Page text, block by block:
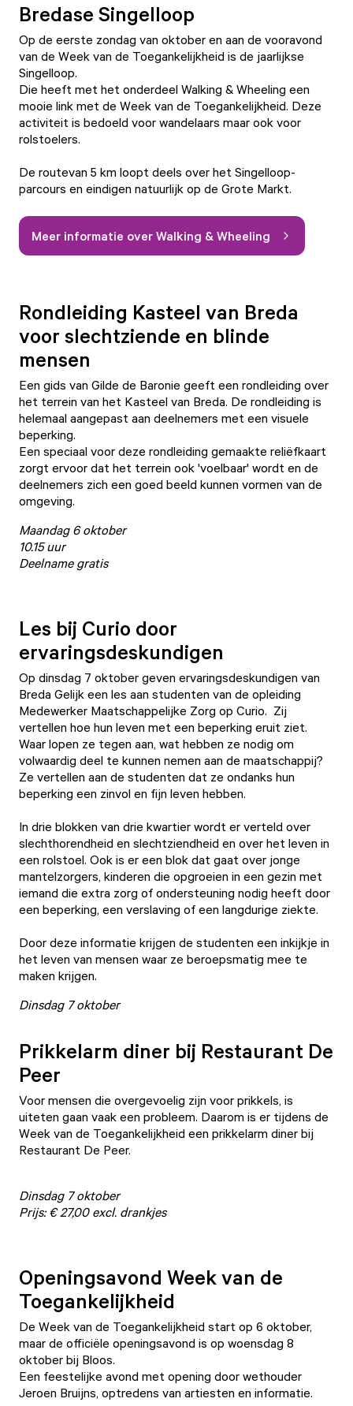
Bredase Singelloop
Op de eerste zondag van oktober en aan de vooravond
van de Week van de Toegankelijkheid is de jaarlijkse
Singelloop.
Die heeft met het onderdeel Walking & Wheeling een
mooie link met de Week van de Toegankelijkheid. Deze
activiteit is bedoeld voor wandelaars maar ook voor
rolstoelers.
De routevan 5 km loopt deels over het Singelloop-
parcours en eindigen natuurlijk op de Grote Markt.
Meer informatie over Walking & Wheeling
Rondleiding Kasteel van Breda
voor slechtziende en blinde
mensen
Een gids van Gilde de Baronie geeft een rondleiding over
het terrein van het Kasteel van Breda. De rondleiding is
helemaal aangepast aan deelnemers met een visuele
beperking.
Een speciaal voor deze rondleiding gemaakte reliëfkaart
zorgt ervoor dat het terrein ook 'voelbaar' wordt en de
deelnemers zich een goed beeld kunnen vormen van de
omgeving.
Maandag 6 oktober
10.15 uur
Deelname gratis
Les bij Curio door
ervaringsdeskundigen
Op dinsdag 7 oktober geven ervaringsdeskundigen van
Breda Gelijk een les aan studenten van de opleiding
Medewerker Maatschappelijke Zorg op Curio. Zij
vertellen hoe hun leven met een beperking eruit ziet.
Waar lopen ze tegen aan, wat hebben ze nodig om
volwaardig deel te kunnen nemen aan de maatschappij?
Ze vertellen aan de studenten dat ze ondanks hun
beperking een zinvol en fijn leven hebben.
In drie blokken van drie kwartier wordt er verteld over
slechthorendheid en slechtziendheid en over het leven in
een rolstoel. Ook is er een blok dat gaat over jonge
mantelzorgers, kinderen die opgroeien in een gezin met
iemand die extra zorg of ondersteuning nodig heeft door
een beperking, een verslaving of een langdurige ziekte.
Door deze informatie krijgen de studenten een inkijkje in
het leven van mensen waar ze beroepsmatig mee te
maken krijgen.
Dinsdag 7 oktober
Prikkelarm diner bij Restaurant De
Peer
Voor mensen die overgevoelig zijn voor prikkels, is
uiteten gaan vaak een probleem. Daarom is er tijdens de
Week van de Toegankelijkheid een prikkelarm diner bij
Restaurant De Peer.
Dinsdag 7 oktober
Prijs: € 27,00 excl. drankjes
Openingsavond Week van de
Toegankelijkheid
De Week van de Toegankelijkheid start op 6 oktober,
maar de officiële openingsavond is op woensdag 8
oktober bij Bloos.
Een feestelijke avond met opening door wethouder
Jeroen Bruijns, optredens van artiesten en informatie.